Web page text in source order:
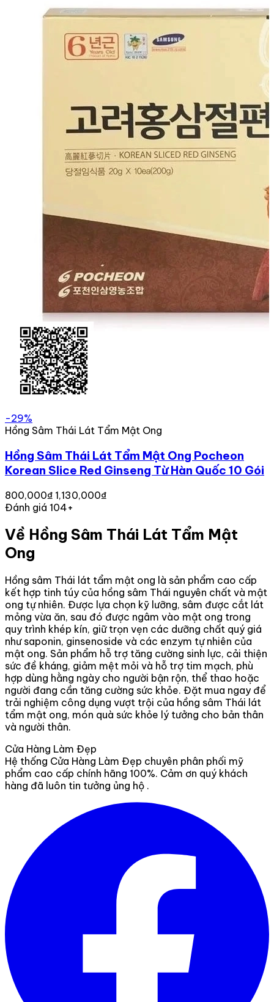
-29%
Hồng Sâm Thái Lát Tẩm Mật Ong
Hồng Sâm Thái Lát Tẩm Mật Ong Pocheon
Korean Slice Red Ginseng Từ Hàn Quốc 10 Gói
800,000₫ 1,130,000₫
Đánh giá 104+
Về Hồng Sâm Thái Lát Tẩm Mật
Ong
Hồng sâm Thái lát tẩm mật ong là sản phẩm cao cấp
kết hợp tinh túy của hồng sâm Thái nguyên chất và mật
ong tự nhiên. Được lựa chọn kỹ lưỡng, sâm được cắt lát
mỏng vừa ăn, sau đó được ngâm vào mật ong trong
quy trình khép kín, giữ trọn vẹn các dưỡng chất quý giá
như saponin, ginsenoside và các enzym tự nhiên của
mật ong. Sản phẩm hỗ trợ tăng cường sinh lực, cải thiện
sức đề kháng, giảm mệt mỏi và hỗ trợ tim mạch, phù
hợp dùng hằng ngày cho người bận rộn, thể thao hoặc
người đang cần tăng cường sức khỏe. Đặt mua ngay để
trải nghiệm công dụng vượt trội của hồng sâm Thái lát
tẩm mật ong, món quà sức khỏe lý tưởng cho bản thân
và người thân.
Cửa Hàng Làm Đẹp
Hệ thống Cửa Hàng Làm Đẹp chuyên phân phối mỹ
phẩm cao cấp chính hãng 100%. Cảm ơn quý khách
hàng đã luôn tin tưởng ủng hộ .